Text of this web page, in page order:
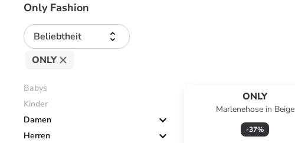
Only Fashion
Beliebtheit
ONLY
Babys
Kinder
Damen
Herren
ONLY
Marlenehose in Beige
-37%